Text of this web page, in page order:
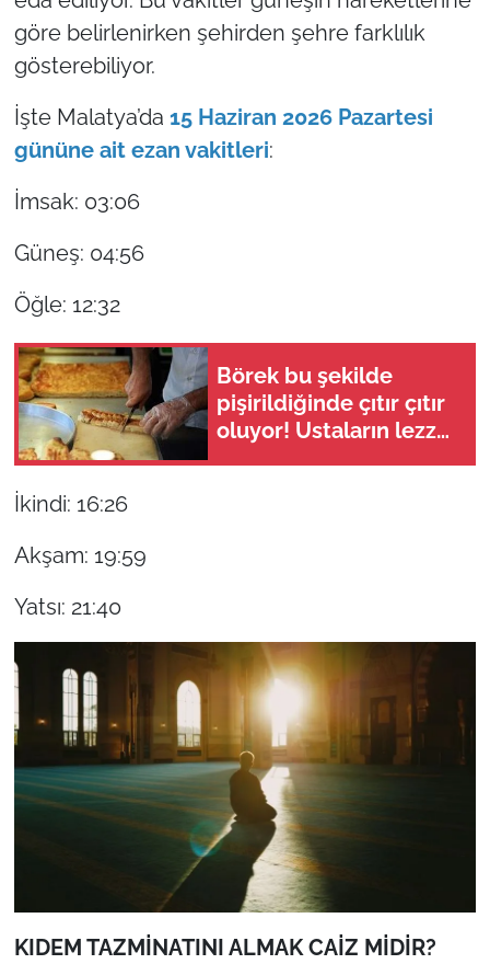
göre belirlenirken şehirden şehre farklılık
gösterebiliyor.
İşte Malatya’da 15 Haziran 2026 Pazartesi
gününe ait ezan vakitleri:
İmsak: 03:06
Güneş: 04:56
Öğle: 12:32
Börek bu şekilde
pişirildiğinde çıtır çıtır
oluyor! Ustaların lezzet
İkindi: 16:26
Akşam: 19:59
Yatsı: 21:40
KIDEM TAZMİNATINI ALMAK CAİZ MİDİR?